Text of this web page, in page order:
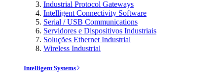
Industrial Protocol Gateways
Intelligent Connectivity Software
Serial / USB Communications
Servidores e Dispositivos Industriais
Soluções Ethernet Industrial
Wireless Industrial
Intelligent Systems